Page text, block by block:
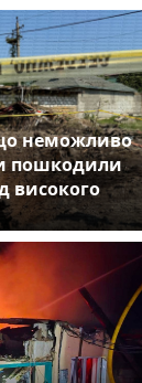
неможливо
пошкодили
високого